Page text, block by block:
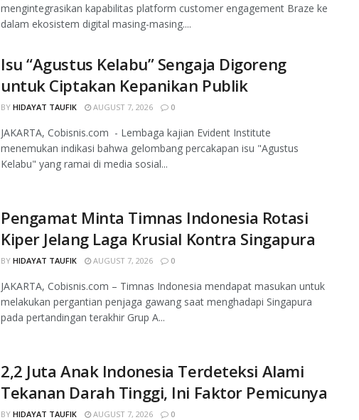
mengintegrasikan kapabilitas platform customer engagement Braze ke
dalam ekosistem digital masing-masing....
Isu “Agustus Kelabu” Sengaja Digoreng
untuk Ciptakan Kepanikan Publik
BY HIDAYAT TAUFIK AUGUST 7, 2026 0
JAKARTA, Cobisnis.com - Lembaga kajian Evident Institute
menemukan indikasi bahwa gelombang percakapan isu "Agustus
Kelabu" yang ramai di media sosial...
Pengamat Minta Timnas Indonesia Rotasi
Kiper Jelang Laga Krusial Kontra Singapura
BY HIDAYAT TAUFIK AUGUST 7, 2026 0
JAKARTA, Cobisnis.com – Timnas Indonesia mendapat masukan untuk
melakukan pergantian penjaga gawang saat menghadapi Singapura
pada pertandingan terakhir Grup A...
2,2 Juta Anak Indonesia Terdeteksi Alami
Tekanan Darah Tinggi, Ini Faktor Pemicunya
BY HIDAYAT TAUFIK AUGUST 7, 2026 0